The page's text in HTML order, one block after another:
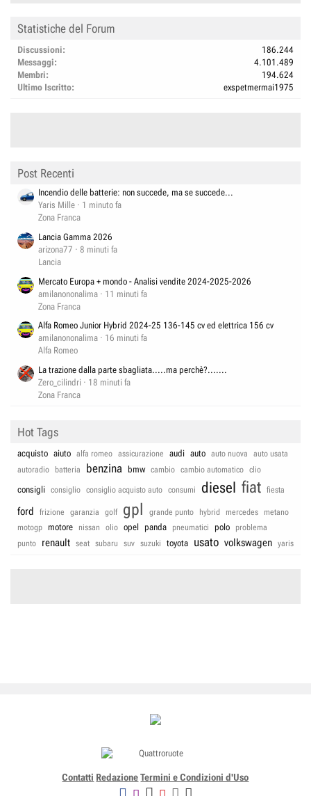
Statistiche del Forum
Discussioni
186.244
Messaggi
4.101.489
Membri
194.624
Ultimo Iscritto
exspetmermai1975
Post Recenti
Incendio delle batterie: non succede, ma se succede...
Yaris Mille
1 minuto fa
Zona Franca
Lancia Gamma 2026
arizona77
8 minuti fa
Lancia
Mercato Europa + mondo - Analisi vendite 2024-2025-2026
amilanononalima
11 minuti fa
Zona Franca
Alfa Romeo Junior Hybrid 2024-25 136-145 cv ed elettrica 156 cv
amilanononalima
16 minuti fa
Alfa Romeo
La trazione dalla parte sbagliata.....ma perchè?.......
Zero_cilindri
18 minuti fa
Zona Franca
Hot Tags
acquisto aiuto alfa romeo assicurazione audi auto auto nuova
auto usata
autoradio
batteria benzina bmw cambio cambio automatico clio
consigli consiglio consiglio acquisto auto consumi diesel fiat fiesta
ford frizione garanzia golf gpl grande punto hybrid mercedes
metano
motogp
motore nissan olio opel panda pneumatici polo
problema
punto
renault seat subaru suv suzuki toyota usato volkswagen yaris
Contatti Redazione Termini e Condizioni d'Uso